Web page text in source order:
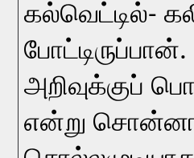
கல்வெட்டில்-
போட்டிருப்பான்.
அறிவுக்குப்
என்று